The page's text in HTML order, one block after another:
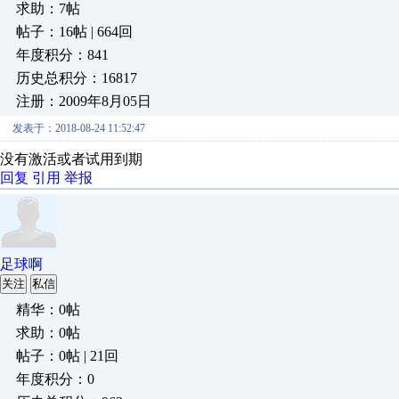
求助：7帖
帖子：16帖 | 664回
年度积分：841
历史总积分：16817
注册：2009年8月05日
发表于：2018-08-24 11:52:47
没有激活或者试用到期
回复 引用 举报
足球啊
关注 私信
精华：0帖
求助：0帖
帖子：0帖 | 21回
年度积分：0